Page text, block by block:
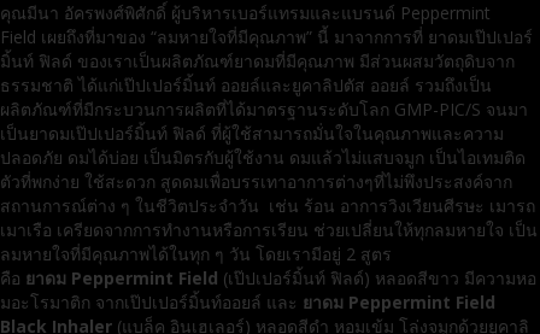
คุณมีนา อัครพงศ์พิศักดิ์ ผู้บริหารเบอร์แทรมและแบรนด์ Peppermint
Field เผยถึงที่มาของ “ลมหายใจที่มีคุณภาพ” นี้ มาจากการที่ ยาดมเป๊ปเปอร์
มิ้นท์ ฟิลด์ ของเราเป็นผลิตภัณฑ์ยาดมที่มีคุณภาพ มีส่วนผสมวัตถุดิบจาก
ธรรมชาติ ได้แก่เป๊ปเปอร์มิ้นท์ ออยล์และยูคาลิปตัส ออยล์ รวมถึงเป็น
ผลิตภัณฑ์ที่มีกระบวนการผลิตที่ได้มาตรฐานระดับโลก GMP-PIC/S จนมา
เป็นยาดมเป๊ปเปอร์มิ้นท์ ฟิลด์ ที่ผู้ใช้สามารถมั่นใจในคุณภาพและความ
ปลอดภัย ดมได้บ่อย เป็นมิตรกับผู้ใช้งาน ดมแล้วไม่แสบจมูก เป็นไอเทมติด
ตัวที่พกง่าย ใช้สะดวก สูดดมเพื่อบรรเทาอาการต่างๆที่ไม่พึงประสงค์จาก
สถานการณ์ต่าง ๆ ในชีวิตประจำวัน เช่น ร้อน อาการวิงเวียนศีรษะ เมารถ
เมาเรือ เครียดจากการทำงานหรือการเรียน ช่วยเปลี่ยนให้ทุกลมหายใจ เป็น
ลมหายใจที่มีคุณภาพได้ในทุก ๆ วัน โดยเรามีอยู่ 2 สูตร
คือ ยาดม Peppermint Field (เป๊ปเปอร์มิ้นท์ ฟิลด์) หลอดสีขาว มีความหอ
มอะโรมาติก จากเป๊ปเปอร์มิ้นท์ออยล์ และ ยาดม Peppermint Field
Black Inhaler (แบล็ค อินเฮเลอร์) หลอดสีดำ หอมเข้ม โล่งจมูกด้วยยูคาลิ